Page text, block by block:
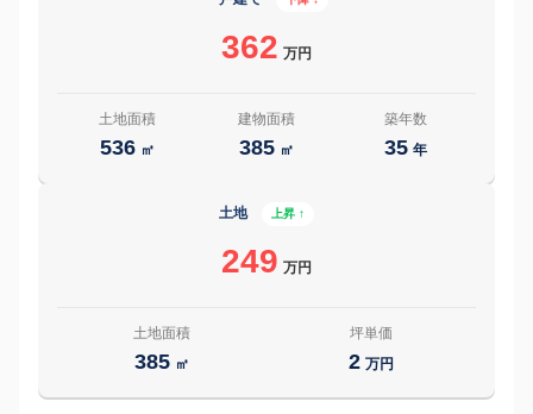
362 万円
土地面積
536 ㎡
建物面積
385 ㎡
築年数
35 年
土地 上昇 ↑
249 万円
土地面積
385 ㎡
坪単価
2 万円